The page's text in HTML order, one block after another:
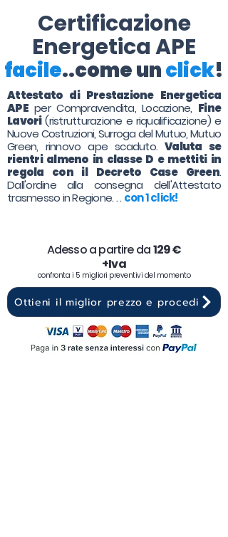
Certificazione
Energetica APE
facile..come unclick!
Attestato di Prestazione Energetica
APEper Compravendita, Locazione, Fine
Lavori(ristrutturazione e riqualificazione) e
Nuove Costruzioni, Surroga del Mutuo, Mutuo
Green, rinnovo ape scaduto. Valuta se
rientri almeno in classe D e mettiti in
regola con il Decreto Case Green.
Dall'ordine alla consegna dell'Attestato
trasmesso in Regione. . . con 1 click!
Adesso a partire da129 €
+Iva
confronta i 5 migliori preventivi del momento
Ottieni il miglior prezzo e procedi